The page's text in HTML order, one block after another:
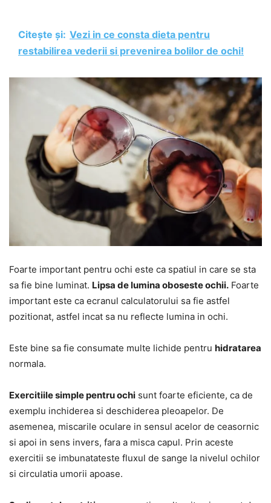
Citește și: Vezi in ce consta dieta pentru
restabilirea vederii si prevenirea bolilor de ochi!
Foarte important pentru ochi este ca spatiul in care se sta
sa fie bine luminat. Lipsa de lumina oboseste ochii. Foarte
important este ca ecranul calculatorului sa fie astfel
pozitionat, astfel incat sa nu reflecte lumina in ochi.
Este bine sa fie consumate multe lichide pentru hidratarea
normala.
Exercitiile simple pentru ochi sunt foarte eficiente, ca de
exemplu inchiderea si deschiderea pleoapelor. De
asemenea, miscarile oculare in sensul acelor de ceasornic
si apoi in sens invers, fara a misca capul. Prin aceste
exercitii se imbunatateste fluxul de sange la nivelul ochilor
si circulatia umorii apoase.